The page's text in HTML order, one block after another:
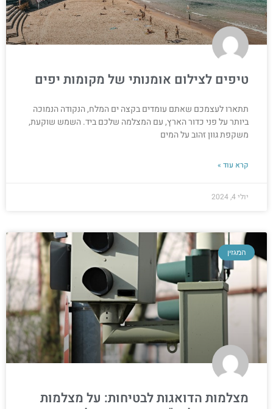
טיפים לצילום אומנותי של מקומות יפים
תתארו לעצמכם שאתם עומדים בקצה ים המלח, הנקודה הנמוכה
ביותר על פני כדור הארץ, עם המצלמה שלכם ביד. השמש שוקעת,
משקפת גוון זהוב על המים
קרא עוד »
יולי 4, 2024
המגזין
מצלמות הדואגות לבטיחות: על מצלמות